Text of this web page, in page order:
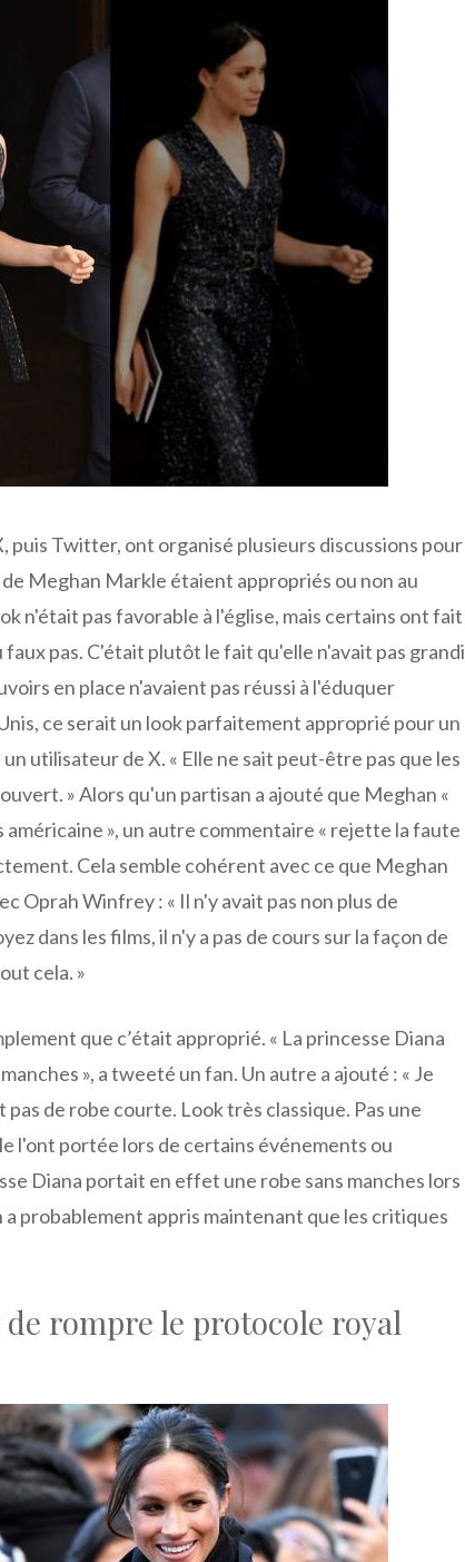
Twitter, ont organisé plusieurs discussions pour
Meghan Markle étaient appropriés ou non au
n'était pas favorable à l'église, mais certains ont fait
pas. C'était plutôt le fait qu'elle n'avait pas grandi
en place n'avaient pas réussi à l'éduquer
ce serait un look parfaitement approprié pour un
utilisateur de X. « Elle ne sait peut-être pas que les
» Alors qu'un partisan a ajouté que Meghan «
», un autre commentaire « rejette la faute
Cela semble cohérent avec ce que Meghan
Oprah Winfrey : « Il n'y avait pas non plus de
dans les films, il n'y a pas de cours sur la façon de
cela. »
que c’était approprié. « La princesse Diana
», a tweeté un fan. Un autre a ajouté : « Je
de robe courte. Look très classique. Pas une
l'ont portée lors de certains événements ou
Diana portait en effet une robe sans manches lors
probablement appris maintenant que les critiques
rompre le protocole royal